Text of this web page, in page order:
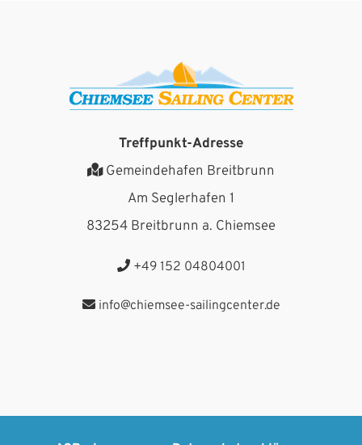
Treffpunkt-Adresse
Gemeindehafen Breitbrunn
Am Seglerhafen 1
83254 Breitbrunn a. Chiemsee
+49 152 04804001
info@chiemsee-sailingcenter.de